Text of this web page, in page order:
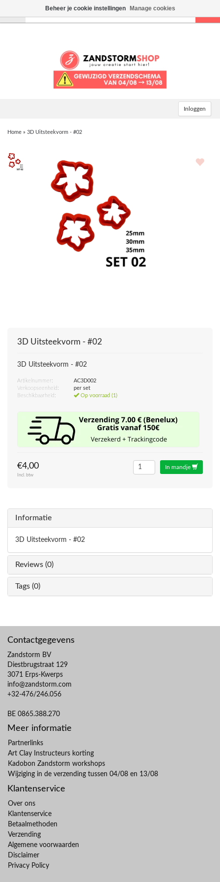
Inloggen
Home » 3D Uitsteekvorm - #02
3D Uitsteekvorm - #02
3D Uitsteekvorm - #02
Artikelnummer:
AC3D002
Verkoopseenheid:
per set
Beschikbaarheid:
Op voorraad (1)
€4,00
Incl. btw
In mandje
Informatie
3D Uitsteekvorm - #02
Reviews (0)
Tags (0)
Contactgegevens
Zandstorm BV
Diestbrugstraat 129
3071 Erps-Kwerps
info@zandstorm.com
+32-476/246.056
BE 0865.388.270
Meer informatie
Partnerlinks
Art Clay Instructeurs korting
Kadobon Zandstorm workshops
Wijziging in de verzending tussen 04/08 en 13/08
Klantenservice
Over ons
Klantenservice
Betaalmethoden
Verzending
Algemene voorwaarden
Disclaimer
Privacy Policy
Beheer je cookie instellingen Manage cookies